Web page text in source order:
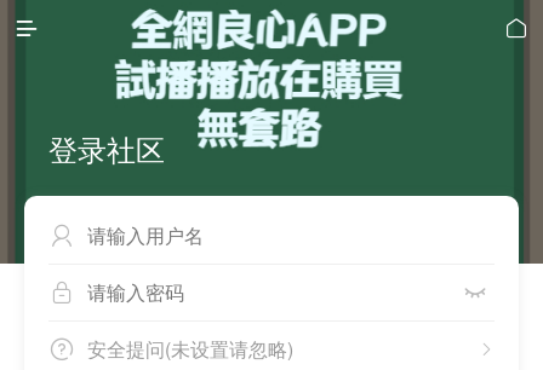
 
登录社区

 
 
安全提问(未设置请忽略)